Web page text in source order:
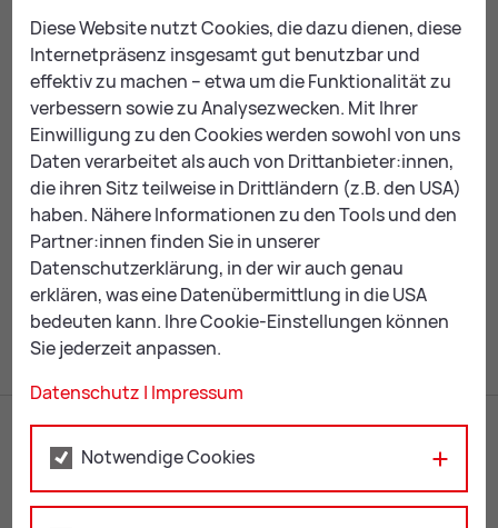
Mail Print
Diese Website nutzt Cookies, die dazu dienen, diese
Internetpräsenz insgesamt gut benutzbar und
effektiv zu machen – etwa um die Funktionalität zu
verbessern sowie zu Analysezwecken. Mit Ihrer
Einwilligung zu den Cookies werden sowohl von uns
Daten verarbeitet als auch von Drittanbieter:innen,
die ihren Sitz teilweise in Drittländern (z.B. den USA)
haben. Nähere Informationen zu den Tools und den
Partner:innen finden Sie in unserer
Datenschutzerklärung, in der wir auch genau
erklären, was eine Datenübermittlung in die USA
bedeuten kann. Ihre Cookie-Einstellungen können
Sie jederzeit anpassen.
Datenschutz | Impressum
Notwendige Cookies